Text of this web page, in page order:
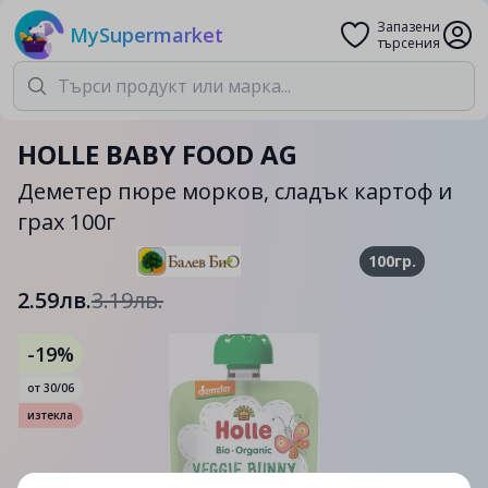
MySupermarket
Запазени
търсения
HOLLE BABY FOOD AG
Деметер пюре морков, сладък картоф и
грах 100г
100гр.
2.59лв.3.19лв.
-19%
от 30/06
изтекла